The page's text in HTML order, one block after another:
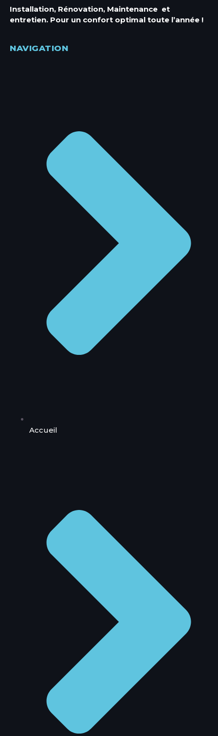
Entretien Climatisation Antibes
Entretien Climatisation Cannes
Entretien Climatisation Mandelieu
Entretien Climatisation Monaco
Installation, Rénovation, Maintenance et
entretien. Pour un confort optimal toute l’année !
NAVIGATION
Accueil